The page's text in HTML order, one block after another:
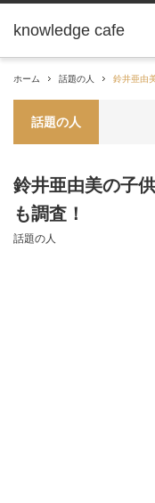
knowledge cafe
ホーム 話題の人 鈴井亜由
話題の人
鈴井亜由美の子
も調査！
話題の人